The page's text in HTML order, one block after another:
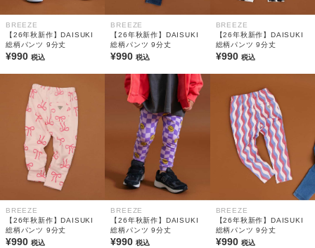
BREEZE
【26年秋新作】DAISUKI
総柄パンツ 9分丈
¥990 税込
BREEZE
【26年秋新作】DAISUKI
総柄パンツ 9分丈
¥990税込
BREEZE
【26年秋新作】DAISUKI
総柄パンツ 9分丈
¥990 税込
BREEZE
【26年秋新作】DAISUKI
総柄パンツ 9分丈
¥990 税込
BREEZE
【26年秋新作】DAISUKI
総柄パンツ 9分丈
¥990税込
BREEZE
【26年秋新作】DAISUKI
総柄パンツ 9分丈
¥990 税込